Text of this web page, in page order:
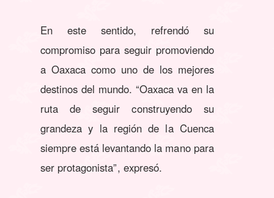
En este sentido, refrendó su
compromiso para seguir promoviendo
a Oaxaca como uno de los mejores
destinos del mundo. “Oaxaca va en la
ruta de seguir construyendo su
grandeza y la región de la Cuenca
siempre está levantando la mano para
ser protagonista”, expresó.